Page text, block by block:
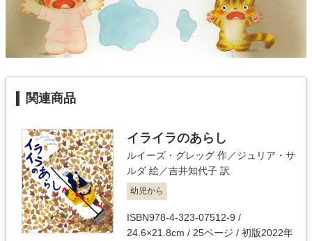
関連商品
イライラのあらし
ルイーズ・グレッグ 作／ジュリア・サ
ルダ 絵／吉井知代子 訳
幼児から
ISBN978-4-323-07512-9 /
24.6×21.8cm / 25ページ / 初版2022年